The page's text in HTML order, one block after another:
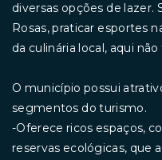
diversas opções de lazer.
Rosas, praticar esportes
da culinária local, aqui
O município possui
segmentos do turismo.
-Oferece ricos espaços,
reservas ecológicas, que